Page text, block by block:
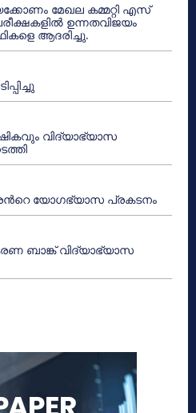
മേഖല കമ്മറ്റി എസ്
ഉന്നതവിജയം
ആദരിച്ചു.
വിദ്യാഭ്യാസ
യോഗഭ്യാസ പ്രകടനം
ബാങ്ക് വിദ്യാഭ്യാസ